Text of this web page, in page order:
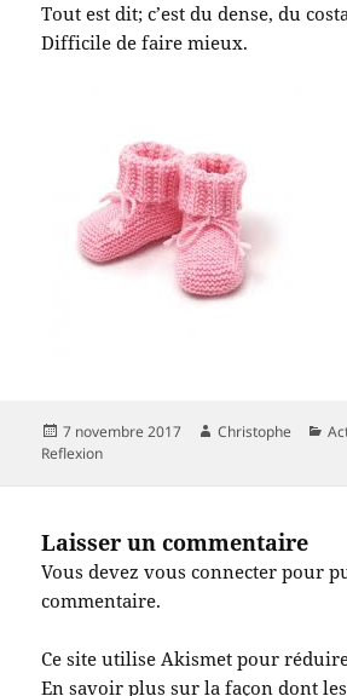
Tout est dit; c’est du dense, du
Difficile de faire mieux.
Publié
le
7 novembre 2017 Auteur
Christophe
Reflexion
Laisser un commentaire
Vous devezvous connecter pour
commentaire.
Ce site utilise Akismet pour
En savoir plus sur la façon dont